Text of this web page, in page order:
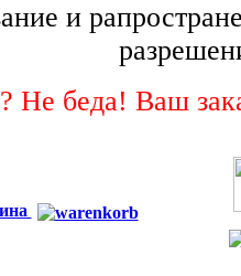
и
беда! Ваш